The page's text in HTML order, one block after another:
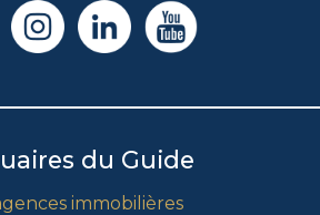
du Guide
immobilières